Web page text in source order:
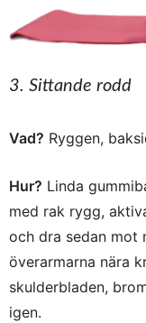
3. Sittande rodd
Vad? Ryggen,
Hur? Linda
med rak rygg,
och dra sedan mot
överarmarna nära
skulderbladen,
igen.